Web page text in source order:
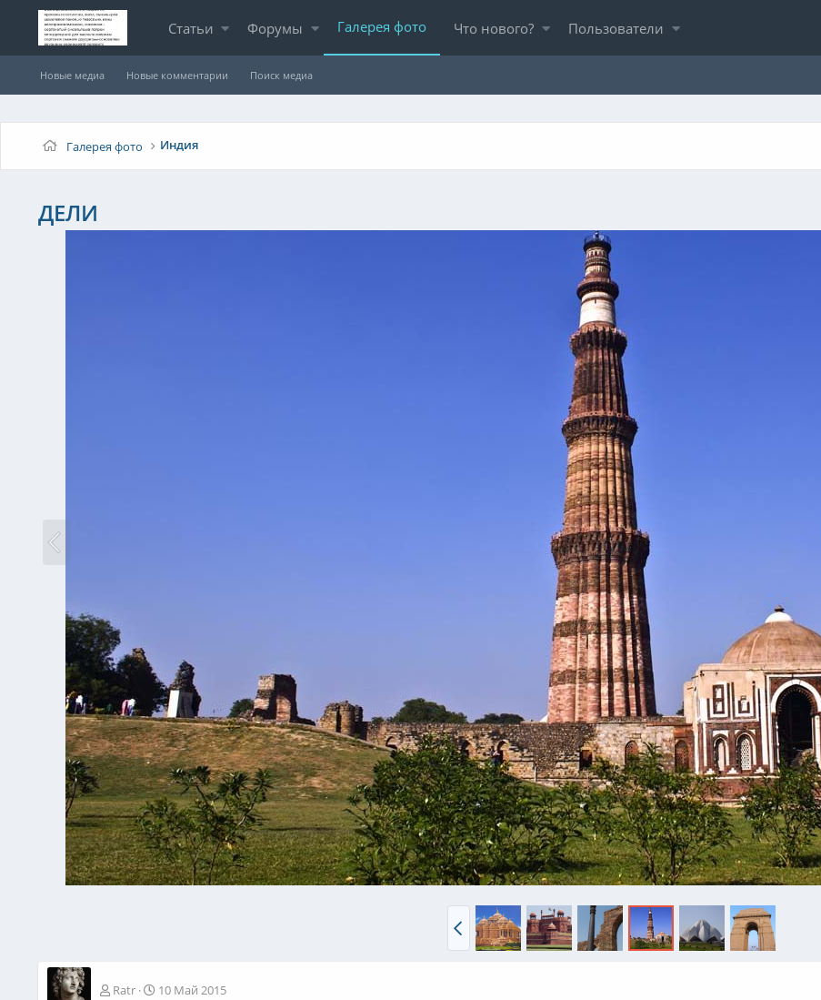
Статьи Форумы Галерея фото Что нового? Пользователи
Новые медиа Новые комментарии Поиск медиа
Галерея фото Индия
ДЕЛИ
Ratr 10 Май 2015